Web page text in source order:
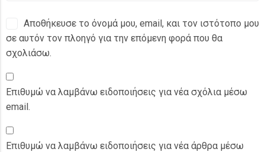
Αποθήκευσε το όνομά μου, email, και τον ιστότοπο μου
σε αυτόν τον πλοηγό για την επόμενη φορά που θα
σχολιάσω.
Επιθυμώ να λαμβάνω ειδοποιήσεις για νέα σχόλια μέσω
email.
Επιθυμώ να λαμβάνω ειδοποιήσεις για νέα άρθρα μέσω